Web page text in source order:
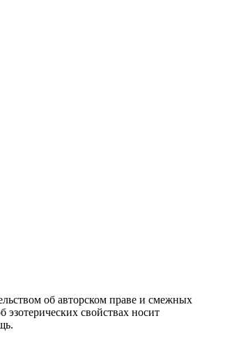
об авторском праве и смежных
свойствах носит